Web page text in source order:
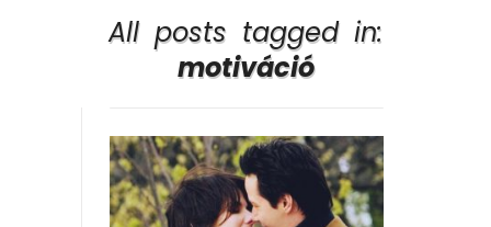
All posts tagged in:
motiváció